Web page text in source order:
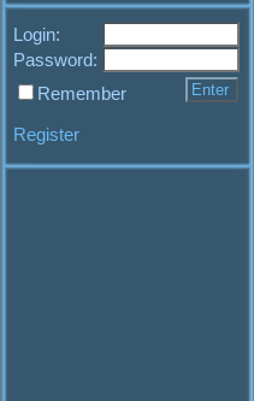
Login:
Password:
Remember
Register